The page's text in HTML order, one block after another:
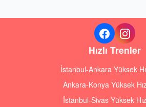
Hızlı Trenler
İstanbul-Ankara Yüksek
Ankara-Konya Yüksek
İstanbul-Sivas Yüksek